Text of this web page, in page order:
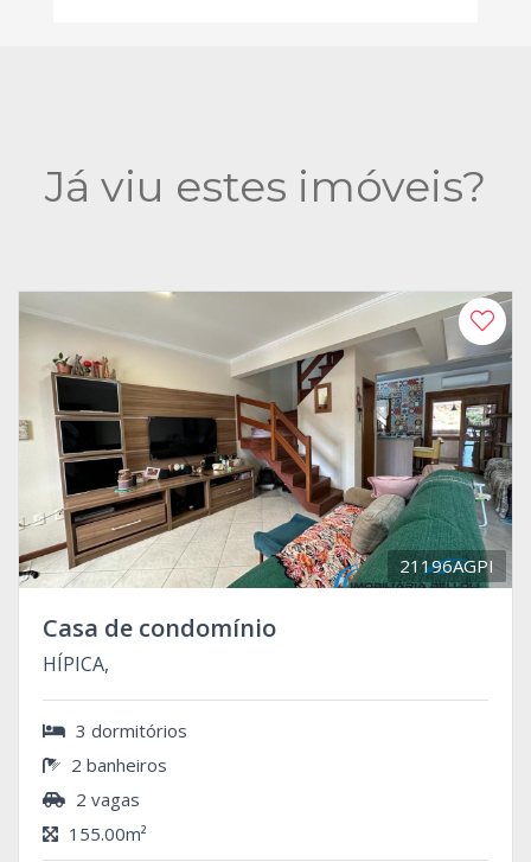
Já viu estes imóveis?
21196AGPI
Casa de condomínio
HÍPICA,
3 dormitórios
2 banheiros
2 vagas
155.00m²